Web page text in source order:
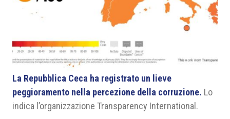
1/1
La Repubblica Ceca ha registrato un lieve
peggioramento nella percezione della corruzione. Lo
indica l’organizzazione Transparency International.